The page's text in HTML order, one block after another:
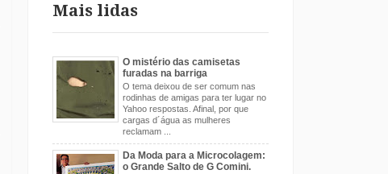
Mais lidas
O mistério das camisetas
furadas na barriga
O tema deixou de ser comum nas
rodinhas de amigas para ter lugar no
Yahoo respostas. Afinal, por que
cargas d´água as mulheres
reclamam ...
Da Moda para a Microcolagem:
o Grande Salto de G Comini.